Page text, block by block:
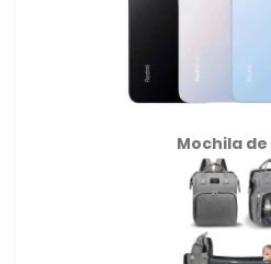
Mochila de